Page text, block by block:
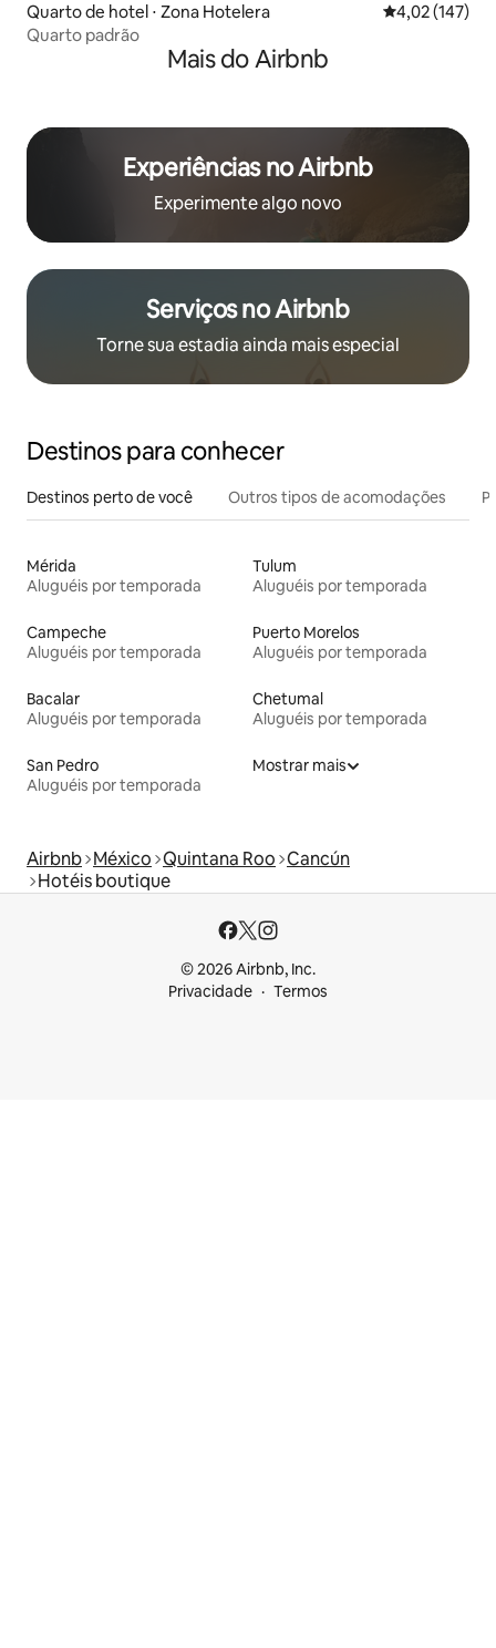
Quarto de hotel ⋅ Zona Hotelera 4,02 de uma
4,02 (147)
Quarto padrão
Mais do Airbnb
Experiências no Airbnb
Experimente algo novo
Serviços no Airbnb
Torne sua estadia ainda mais especial
Destinos para conhecer
Destinos perto de você Outros tipos de acomodações
Mérida
Aluguéis por temporada
Tulum
Aluguéis por temporada
Campeche
Aluguéis por temporada
Puerto Morelos
Aluguéis por temporada
Bacalar
Aluguéis por temporada
Chetumal
Aluguéis por temporada
San Pedro
Aluguéis por temporada
Mostrar mais
Airbnb México Quintana Roo Cancún
Hotéis boutique
© 2026 Airbnb, Inc.
Privacidade
Termos